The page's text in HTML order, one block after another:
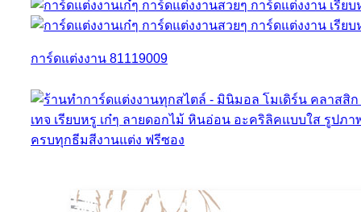
การ์ดแต่งงาน 81119009